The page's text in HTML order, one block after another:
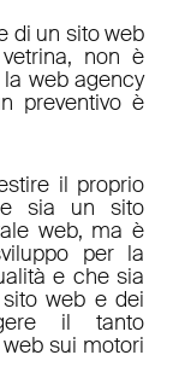
di un sito web
non è
web agency
preventivo è
il proprio
sia un sito
web, ma è
per la
e che sia
web e dei
il tanto
sui motori